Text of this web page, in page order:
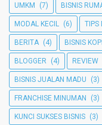
UMKM (7) BISNIS
MODAL KECIL (6) TIPS
BERITA (4) BISNIS KOPI
BLOGGER (4) REVIEW
BISNIS JUALAN MADU (3)
FRANCHISE MINUMAN (3)
KUNCI SUKSES BISNIS (3)